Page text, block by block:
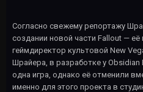
Согласно свежему репортажу
создании новой части Fallout —
геймдиректор культовой New
Шрайера, в разработке у Obsidian
одна игра, однако её отменили
именно для этого проекта в